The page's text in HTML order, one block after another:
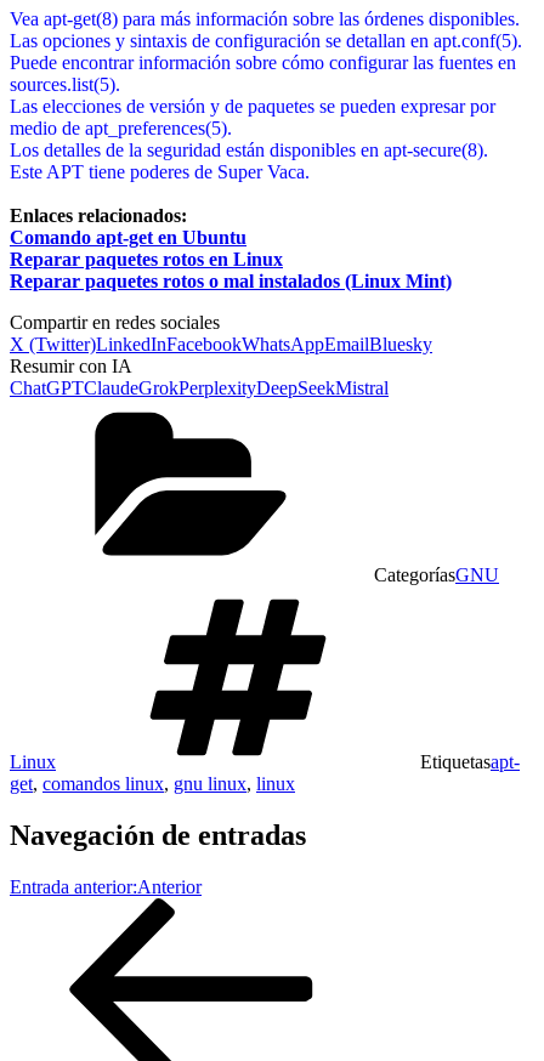
Vea apt-get(8) para más información sobre las órdenes disponibles.
Las opciones y sintaxis de configuración se detallan en apt.conf(5).
Puede encontrar información sobre cómo configurar las fuentes en
sources.list(5).
Las elecciones de versión y de paquetes se pueden expresar por
medio de apt_preferences(5).
Los detalles de la seguridad están disponibles en apt-secure(8).
Este APT tiene poderes de Super Vaca.
Enlaces relacionados:
Comando apt-get en Ubuntu
Reparar paquetes rotos en Linux
Reparar paquetes rotos o mal instalados (Linux Mint)
Compartir en redes sociales
X (Twitter)LinkedInFacebookWhatsAppEmailBluesky
Resumir con IA
ChatGPTClaudeGrokPerplexityDeepSeekMistral
CategoríasGNU
Linux Etiquetasapt-
get, comandos linux, gnu linux, linux
Navegación de entradas
Entrada anterior:Anterior